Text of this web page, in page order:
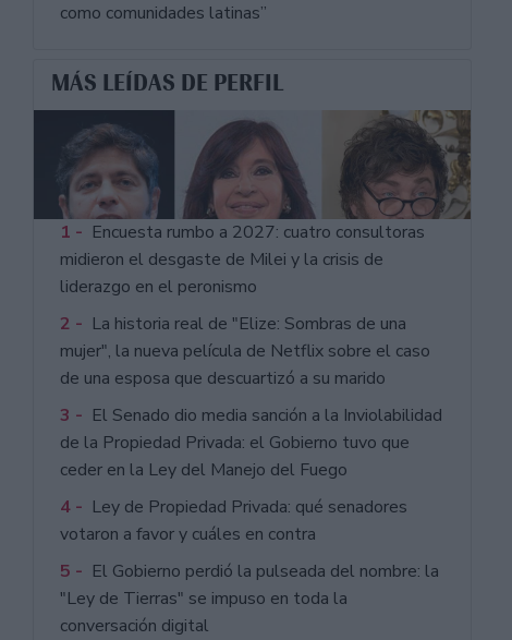
como comunidades latinas”
MÁS LEÍDAS DE PERFIL
1 - Encuesta rumbo a 2027: cuatro consultoras
midieron el desgaste de Milei y la crisis de
liderazgo en el peronismo
2 - La historia real de "Elize: Sombras de una
mujer", la nueva película de Netflix sobre el caso
de una esposa que descuartizó a su marido
3 - El Senado dio media sanción a la Inviolabilidad
de la Propiedad Privada: el Gobierno tuvo que
ceder en la Ley del Manejo del Fuego
4 - Ley de Propiedad Privada: qué senadores
votaron a favor y cuáles en contra
5 - El Gobierno perdió la pulseada del nombre: la
"Ley de Tierras" se impuso en toda la
conversación digital